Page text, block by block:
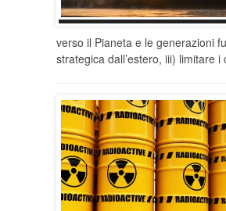
verso il Pianeta e le generazioni
strategica dall’estero, iii) limitare